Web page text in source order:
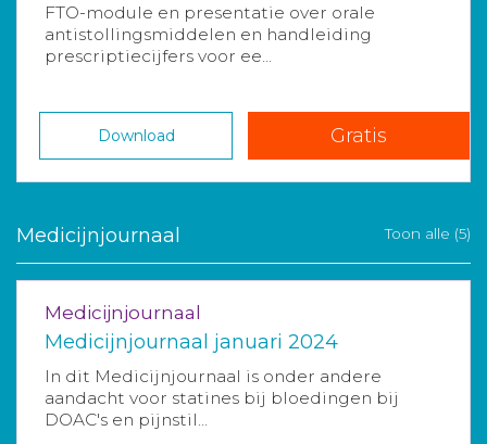
FTO-module en presentatie over orale
antistollingsmiddelen en handleiding
prescriptiecijfers voor ee...
Download Gratis
Medicijnjournaal Toon alle (5)
Medicijnjournaal
Medicijnjournaal januari 2024
In dit Medicijnjournaal is onder andere
aandacht voor statines bij bloedingen bij
DOAC's en pijnstil...